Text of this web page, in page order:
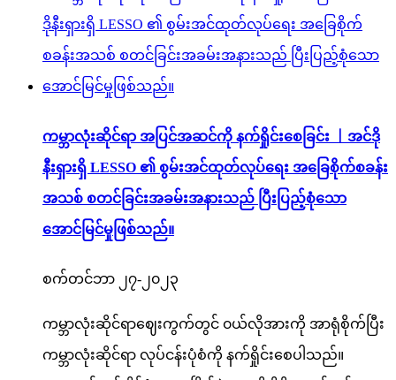
ကမ္ဘာလုံးဆိုင်ရာ အပြင်အဆင်ကို နက်ရှိုင်းစေခြင်း 丨အင်ဒို
နီးရှားရှိ LESSO ၏ စွမ်းအင်ထုတ်လုပ်ရေး အခြေစိုက်စခန်း
အသစ် စတင်ခြင်းအခမ်းအနားသည် ပြီးပြည့်စုံသော
အောင်မြင်မှုဖြစ်သည်။
စက်တင်ဘာ ၂၇-၂၀၂၃
ကမ္ဘာလုံးဆိုင်ရာဈေးကွက်တွင် ၀ယ်လိုအားကို အာရုံစိုက်ပြီး
ကမ္ဘာလုံးဆိုင်ရာ လုပ်ငန်းပုံစံကို နက်ရှိုင်းစေပါသည်။